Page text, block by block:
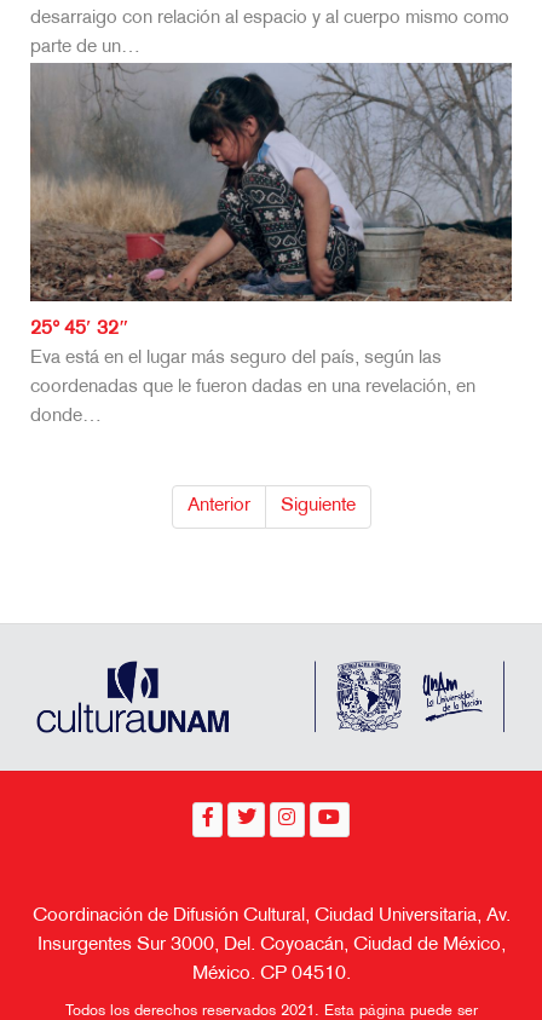
desarraigo con relación al espacio y al cuerpo mismo como
parte de un…
25° 45′ 32″
Eva está en el lugar más seguro del país, según las
coordenadas que le fueron dadas en una revelación, en
donde…
Anterior Siguiente
Coordinación de Difusión Cultural, Ciudad Universitaria, Av.
Insurgentes Sur 3000, Del. Coyoacán, Ciudad de México,
México. CP 04510.
Todos los derechos reservados 2021. Esta página puede ser